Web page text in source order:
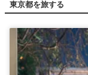
東京都を旅する